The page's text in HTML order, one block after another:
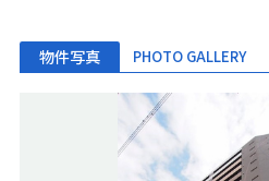
物件写真 PHOTO GALLERY